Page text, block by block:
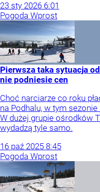
23 sty 2026 6:01
Pogoda Wprost
Pierwsza taka sytuacja
nie podniesie cen
Choć narciarze co roku
na Podhalu, w tym
W dużej grupie ośrodków
wydadzą tyle samo.
16 paź 2025 8:45
Pogoda Wprost